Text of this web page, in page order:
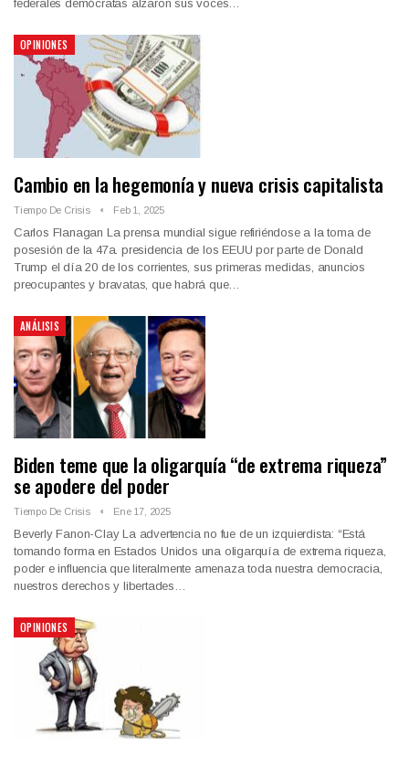
federales demócratas alzaron sus voces…
OPINIONES
Cambio en la hegemonía y nueva crisis capitalista
Tiempo De Crisis Feb 1, 2025
Carlos Flanagan La prensa mundial sigue refiriéndose a la toma de
posesión de la 47a. presidencia de los EEUU por parte de Donald
Trump el día 20 de los corrientes, sus primeras medidas, anuncios
preocupantes y bravatas, que habrá que…
ANÁLISIS
Biden teme que la oligarquía “de extrema riqueza”
se apodere del poder
Tiempo De Crisis Ene 17, 2025
Beverly Fanon-Clay La advertencia no fue de un izquierdista: “Está
tomando forma en Estados Unidos una oligarquía de extrema riqueza,
poder e influencia que literalmente amenaza toda nuestra democracia,
nuestros derechos y libertades…
OPINIONES